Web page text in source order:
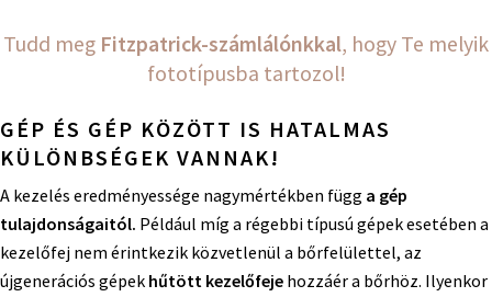
Tudd meg Fitzpatrick-számlálónkkal, hogy Te melyik
fototípusba tartozol!
GÉP ÉS GÉP KÖZÖTT IS HATALMAS
KÜLÖNBSÉGEK VANNAK!
A kezelés eredményessége nagymértékben függ a gép
tulajdonságaitól. Például míg a régebbi típusú gépek esetében a
kezelőfej nem érintkezik közvetlenül a bőrfelülettel, az
újgenerációs gépek hűtött kezelőfeje hozzáér a bőrhöz. Ilyenkor